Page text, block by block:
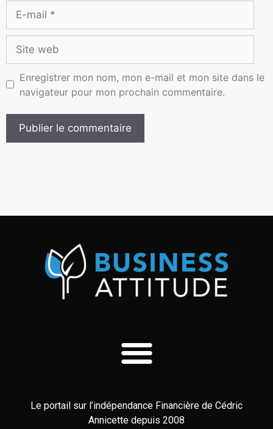
Enregistrer mon nom, mon e-mail et mon site dans le
navigateur pour mon prochain commentaire.
Le portail sur l’indépendance Financière de Cédric
Annicette depuis 2008